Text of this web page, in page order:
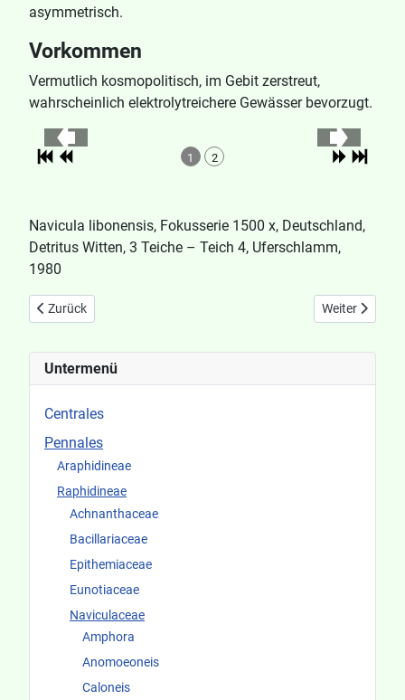
Untermenü
Centrales
Pennales
Araphidineae
Raphidineae
Achnanthaceae
Bacillariaceae
Epithemiaceae
Eunotiaceae
Naviculaceae
Amphora
Anomoeoneis
Caloneis
asymmetrisch.
Vorkommen
Vermutlich kosmopolitisch, im Gebit zerstreut,
wahrscheinlich elektrolytreichere Gewässer bevorzugt.
1 2
Navicula libonensis, Fokusserie 1500 x, Deutschland,
Detritus Witten, 3 Teiche – Teich 4, Uferschlamm,
1980
Vorheriger Beitrag: Navicula lanceolata
Zurück Nächster
Weiter